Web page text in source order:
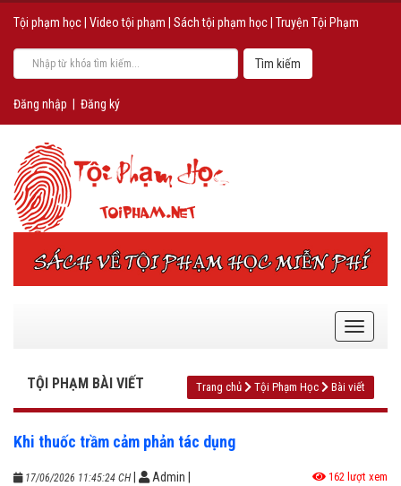
Tội phạm học Video tội phạm Sách tội phạm học Truyện Tội Phạm
Đăng nhập Đăng ký
TỘI PHẠM BÀI VIẾT Trang chủ Tội Phạm Học Bài viết
Khi thuốc trầm cảm phản tác dụng
17/06/2026 11:45:24 CH Admin 162 lượt xem